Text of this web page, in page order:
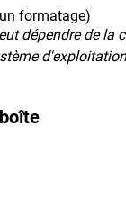
formatage)
dépendre de la